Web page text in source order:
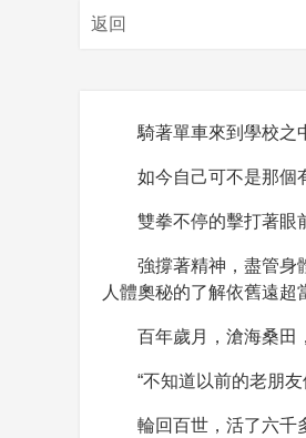
返回
騎著單車來到學校之
如今自己可不是那個
雙拳不停的擊打著眼
強撐著精神，盡管身
人體奧秘的了解依舊遠超
百年歲月，滄海桑田
“不知道以前的老朋
輪回百世，活了六千